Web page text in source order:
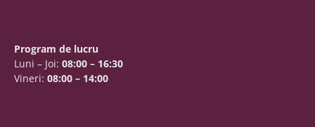
Program de lucru
Luni – Joi: 08:00 – 16:30
Vineri: 08:00 – 14:00